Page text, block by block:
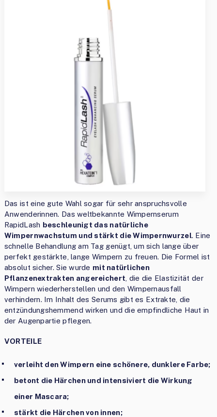
Das ist eine gute Wahl sogar für sehr anspruchsvolle
Anwenderinnen. Das weltbekannte Wimpernserum
RapidLash beschleunigt das natürliche
Wimpernwachstum und stärkt die Wimpernwurzel. Eine
schnelle Behandlung am Tag genügt, um sich lange über
perfekt gestärkte, lange Wimpern zu freuen. Die Formel ist
absolut sicher. Sie wurde mit natürlichen
Pflanzenextrakten angereichert , die die Elastizität der
Wimpern wiederherstellen und den Wimpernausfall
verhindern. Im Inhalt des Serums gibt es Extrakte, die
entzündungshemmend wirken und die empfindliche Haut in
der Augenpartie pflegen.
VORTEILE
verleiht den Wimpern eine schönere, dunklere Farbe;
betont die Härchen und intensiviert die Wirkung
einer Mascara;
stärkt die Härchen von innen;